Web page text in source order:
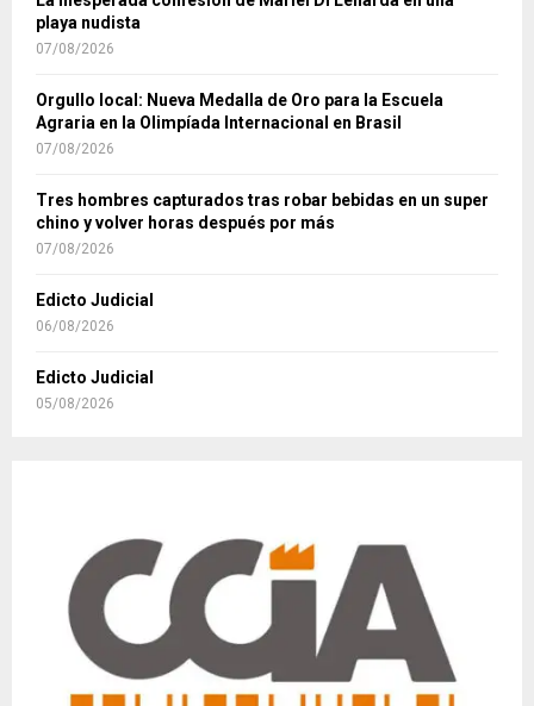
playa nudista
07/08/2026
Orgullo local: Nueva Medalla de Oro para la Escuela
Agraria en la Olimpíada Internacional en Brasil
07/08/2026
Tres hombres capturados tras robar bebidas en un super
chino y volver horas después por más
07/08/2026
Edicto Judicial
06/08/2026
Edicto Judicial
05/08/2026